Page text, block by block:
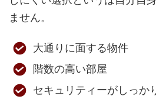
ません。
大通りに面する物件
階数の高い部屋
セキュリティーがしっか